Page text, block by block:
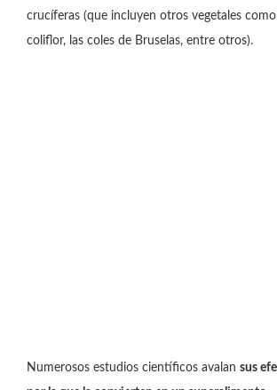
crucíferas (que incluyen otros vegetales
coliflor, las coles de Bruselas, entre otros).
Numerosos estudios científicos avalan sus